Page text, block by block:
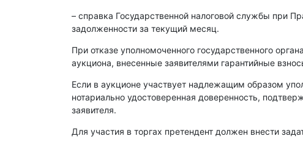
– справка Государственной налоговой службы при
задолженности за текущий месяц.
При отказе уполномоченного государственного
аукциона, внесенные заявителями гарантийные
Если в аукционе участвует надлежащим образом
нотариально удостоверенная доверенность,
заявителя.
Для участия в торгах претендент должен внести